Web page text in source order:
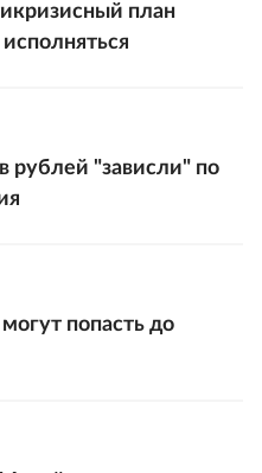
план
рублей "зависли" по
попасть до